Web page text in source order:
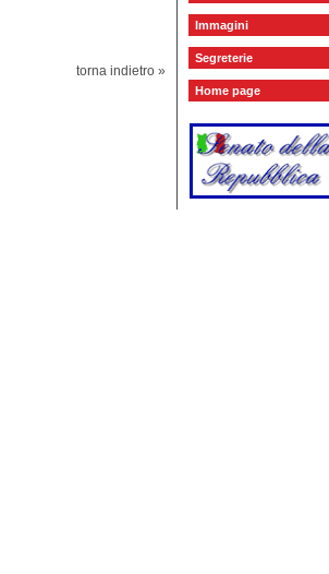
torna indietro »
Immagini
Segreterie
Home page